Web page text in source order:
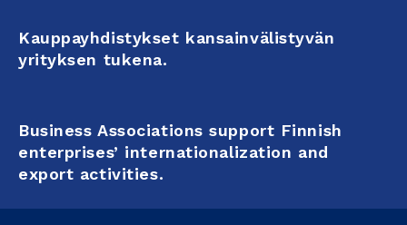
Kauppayhdistykset kansainvälistyvän
yrityksen tukena.
Business Associations support Finnish
enterprises’ internationalization and
export activities.